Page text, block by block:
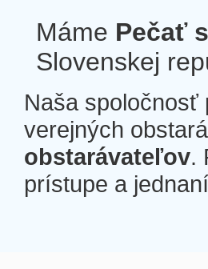
Máme Pečať
Slovenskej
Naša spoločnosť
verejných
obstarávateľov.
prístupe a